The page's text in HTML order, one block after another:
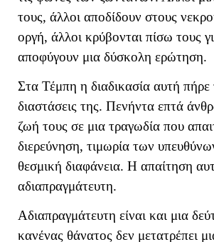
τους, άλλοι αποδίδουν στους
οργή, άλλοι κρύβονται πίσω τους
αποφύγουν μια δύσκολη ερώτηση.
Στα Τέμπη η διαδικασία αυτή πήρε
διαστάσεις της. Πενήντα επτά
ζωή τους σε μια τραγωδία που
διερεύνηση, τιμωρία των
θεσμική διαφάνεια. Η απαίτηση
αδιαπραγμάτευτη.
Αδιαπραγμάτευτη είναι και μια
κανένας θάνατος δεν μετατρέπει